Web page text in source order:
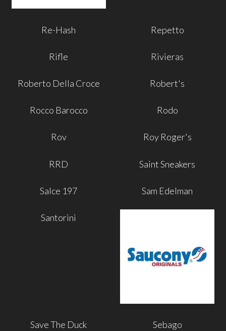
Re-Hash Repetto
Rifle Rivieras
Roberto Della Croce Robert's
Rocco Barocco Rodo
Rov Roy Roger's
RRD Saint Sneakers
Salce 197 Sam Edelman
Santorini
Save The Duck Sebago